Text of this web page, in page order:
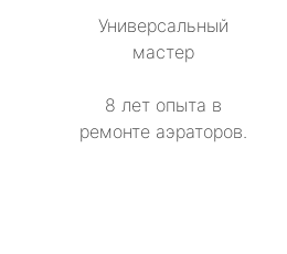
Универсальный
мастер
8 лет опыта в
ремонте аэраторов.